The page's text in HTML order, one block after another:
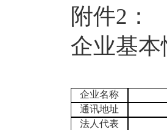
附件2 ：
企业基
企业名称
通讯地址
法人代表